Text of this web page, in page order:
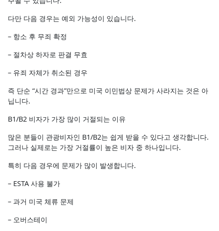
다만 다음 경우는 예외 가능성이 있습니다.
– 항소 후 무죄 확정
– 절차상 하자로 판결 무효
– 유죄 자체가 취소된 경우
즉 단순 “시간 경과”만으로 미국 이민법상 문제가 사라지는 것은 아
닙니다.
B1/B2 비자가 가장 많이 거절되는 이유
많은 분들이 관광비자인 B1/B2는 쉽게 받을 수 있다고 생각합니다.
그러나 실제로는 가장 거절률이 높은 비자 중 하나입니다.
특히 다음 경우에 문제가 많이 발생합니다.
– ESTA 사용 불가
– 과거 미국 체류 문제
– 오버스테이